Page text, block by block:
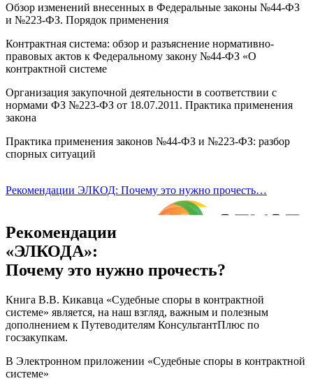
Обзор изменений внесенных в Федеральные законы №44-ФЗ
и №223-ФЗ. Порядок применения
Контрактная система: обзор и разъяснение нормативно-
правовых актов к Федеральному закону №44-ФЗ «О
контрактной системе
Организация закупочной деятельности в соответствии с
нормами ФЗ №223-ФЗ от 18.07.2011. Практика применения
закона
Практика применения законов №44-ФЗ и №223-ФЗ: разбор
спорных ситуаций
Рекомендации ЭЛКОД: Почему это нужно прочесть…
Рекомендации
«ЭЛКОДА»:
Почему это нужно прочесть?
Книга В.В. Кикавца «Судебные споры в контрактной
системе» является, на наш взгляд, важным и полезным
дополнением к Путеводителям КонсультантПлюс по
госзакупкам.
В Электронном приложении «Судебные споры в контрактной
системе»